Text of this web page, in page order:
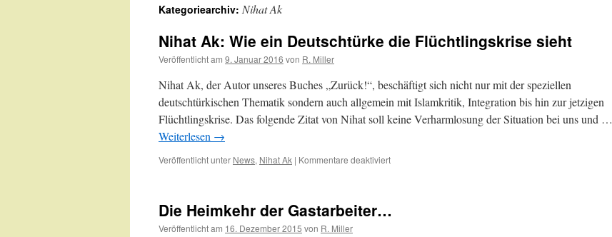
Kategoriearchiv: Nihat Ak
Nihat Ak: Wie ein Deutschtürke die Flüchtlingskrise sieht
Veröffentlicht am 9. Januar 2016 von R. Miller
Nihat Ak, der Autor unseres Buches „Zurück!“, beschäftigt sich nicht nur mit der speziellen
deutschtürkischen Thematik sondern auch allgemein mit Islamkritik, Integration bis hin zur jetzigen
Flüchtlingskrise. Das folgende Zitat von Nihat soll keine Verharmlosung der Situation bei uns und …
Weiterlesen →
Veröffentlicht unter News, Nihat Ak | Kommentare deaktiviertfür
Die Heimkehr der Gastarbeiter…
Veröffentlicht am 16. Dezember 2015 von R. Miller